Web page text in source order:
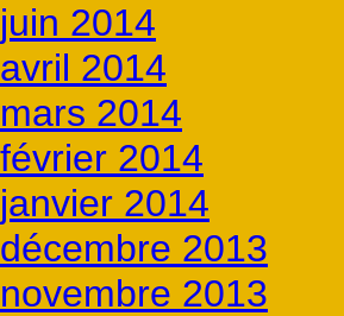
juin 2014
avril 2014
mars 2014
février 2014
janvier 2014
décembre 2013
novembre 2013